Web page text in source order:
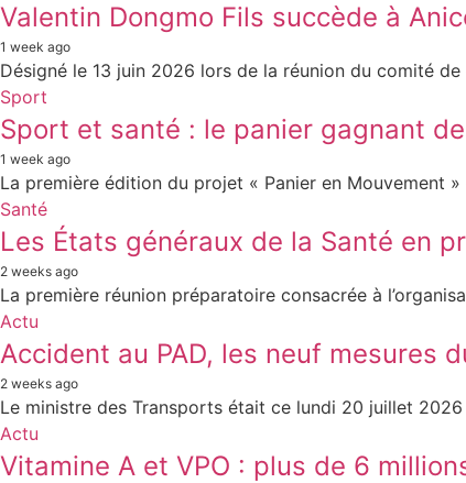
Valentin Dongmo Fils succède à
1 week ago
Désigné le 13 juin 2026 lors de la réunion du comité
Sport
Sport et santé : le panier gagnant
1 week ago
La première édition du projet « Panier en Mouvement »
Santé
Les États généraux de la Santé en
2 weeks ago
La première réunion préparatoire consacrée à
Actu
Accident au PAD, les neuf mesures
2 weeks ago
Le ministre des Transports était ce lundi 20 juillet
Actu
Vitamine A et VPO : plus de 6